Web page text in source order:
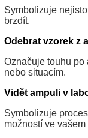
Symbolizuje
brzdít.
Odebrat vzorek z
Označuje touhu po
nebo situacím.
Vidět ampuli v
Symbolizuje
možností ve vašem